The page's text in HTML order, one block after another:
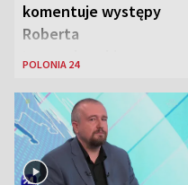
komentuje występy
Roberta
Lewandowskiego w
Zjednoczonych
POLONIA 24